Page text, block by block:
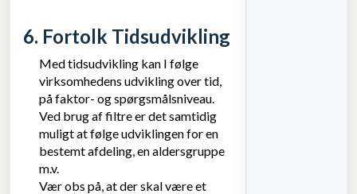
6. Fortolk Tidsudvikling
Med tidsudvikling kan I følge
virksomhedens udvikling over tid,
på faktor- og spørgsmålsniveau.
Ved brug af filtre er det samtidig
muligt at følge udviklingen for en
bestemt afdeling, en aldersgruppe
m.v.
Vær obs på, at der skal være et